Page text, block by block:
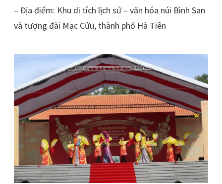
– Địa điểm: Khu di tích lịch sử – văn hóa núi Bình San
và tượng đài Mạc Cửu, thành phố Hà Tiên